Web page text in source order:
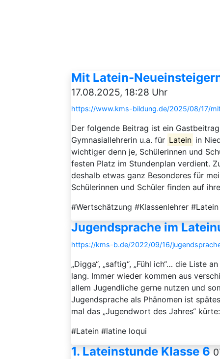
Mit Latein-
17.08.2025, 18:28 Uhr
https://www.kms-bildung.de/2025/08/17/
Der folgende Beitrag ist ein
Gymnasiallehrerin u.a. für Latein in
wichtiger denn je, Schülerinnen und
festen Platz im Stundenplan verdient.
deshalb etwas ganz Besonderes für
Schülerinnen und Schüler finden auf
#Wertschätzung #Klassenlehrer
Jugendsprache im
https://kms-b.de/2022/09/16/
„Digga“, „saftig“, „Fühl ich“… die Liste
lang. Immer wieder kommen aus
allem Jugendliche gerne nutzen und
Jugendsprache als Phänomen ist
mal das „Jugendwort des Jahres“
#Latein #latine loqui
1. Lateinstunde Klasse 6